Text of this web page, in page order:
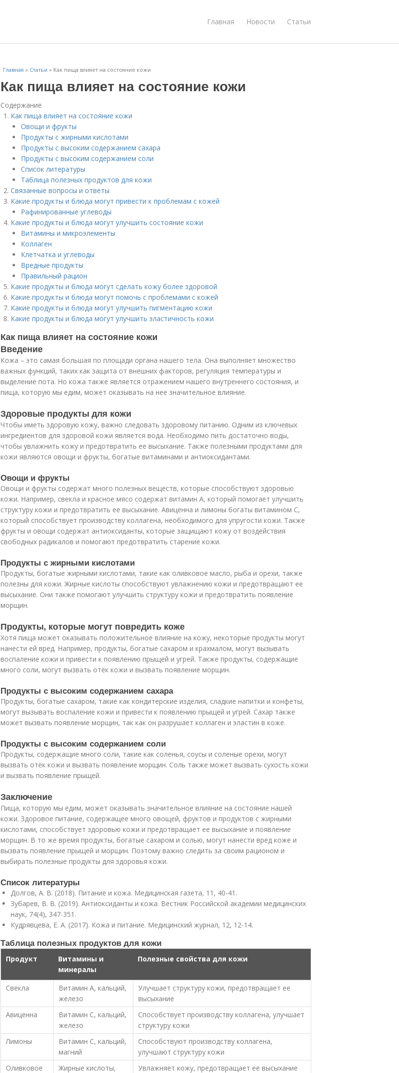
Главная Новости Статьи
Главная » Статьи » Как пища влияет на состояние кожи
Как пища влияет на состояние кожи
Содержание
Как пища влияет на состояние кожи
Овощи и фрукты
Продукты с жирными кислотами
Продукты с высоким содержанием сахара
Продукты с высоким содержанием соли
Список литературы
Таблица полезных продуктов для кожи
Связанные вопросы и ответы
Какие продукты и блюда могут привести к проблемам с кожей
Рафинированные углеводы
Какие продукты и блюда могут улучшить состояние кожи
Витамины и микроэлементы
Коллаген
Клетчатка и углеводы
Вредные продукты
Правильный рацион
Какие продукты и блюда могут сделать кожу более здоровой
Какие продукты и блюда могут помочь с проблемами с кожей
Какие продукты и блюда могут улучшить пигментацию кожи
Какие продукты и блюда могут улучшить эластичность кожи
Как пища влияет на состояние кожи
Введение
Кожа – это самая большая по площади органа нашего тела. Она выполняет множество
важных функций, таких как защита от внешних факторов, регуляция температуры и
выделение пота. Но кожа также является отражением нашего внутреннего состояния, и
пища, которую мы едим, может оказывать на нее значительное влияние.
Здоровые продукты для кожи
Чтобы иметь здоровую кожу, важно следовать здоровому питанию. Одним из ключевых
ингредиентов для здоровой кожи является вода. Необходимо пить достаточно воды,
чтобы увлажнить кожу и предотвратить ее высыхание. Также полезными продуктами для
кожи являются овощи и фрукты, богатые витаминами и антиоксидантами.
Овощи и фрукты
Овощи и фрукты содержат много полезных веществ, которые способствуют здоровью
кожи. Например, свекла и красное мясо содержат витамин А, который помогает улучшить
структуру кожи и предотвратить ее высыхание. Авиценна и лимоны богаты витамином С,
который способствует производству коллагена, необходимого для упругости кожи. Также
фрукты и овощи содержат антиоксиданты, которые защищают кожу от воздействия
свободных радикалов и помогают предотвратить старение кожи.
Продукты с жирными кислотами
Продукты, богатые жирными кислотами, такие как оливковое масло, рыба и орехи, также
полезны для кожи. Жирные кислоты способствуют увлажнению кожи и предотвращают ее
высыхание. Они также помогают улучшить структуру кожи и предотвратить появление
морщин.
Продукты, которые могут повредить коже
Хотя пища может оказывать положительное влияние на кожу, некоторые продукты могут
нанести ей вред. Например, продукты, богатые сахаром и крахмалом, могут вызывать
воспаление кожи и привести к появлению прыщей и угрей. Также продукты, содержащие
много соли, могут вызвать отёк кожи и вызвать появление морщин.
Продукты с высоким содержанием сахара
Продукты, богатые сахаром, такие как кондитерские изделия, сладкие напитки и конфеты,
могут вызывать воспаление кожи и привести к появлению прыщей и угрей. Сахар также
может вызвать появление морщин, так как он разрушает коллаген и эластин в коже.
Продукты с высоким содержанием соли
Продукты, содержащие много соли, такие как соленья, соусы и соленые орехи, могут
вызвать отёк кожи и вызвать появление морщин. Соль также может вызвать сухость кожи
и вызвать появление прыщей.
Заключение
Пища, которую мы едим, может оказывать значительное влияние на состояние нашей
кожи. Здоровое питание, содержащее много овощей, фруктов и продуктов с жирными
кислотами, способствует здоровью кожи и предотвращает ее высыхание и появление
морщин. В то же время продукты, богатые сахаром и солью, могут нанести вред коже и
вызвать появление прыщей и морщин. Поэтому важно следить за своим рационом и
выбирать полезные продукты для здоровья кожи.
Список литературы
Долгов, А. В. (2018). Питание и кожа. Медицинская газета, 11, 40-41.
Зубарев, В. В. (2019). Антиоксиданты и кожа. Вестник Российской академии медицинских
наук, 74(4), 347-351.
Кудрявцева, Е. А. (2017). Кожа и питание. Медицинский журнал, 12, 12-14.
Таблица полезных продуктов для кожи
Продукт
Витамины и
минералы
Полезные свойства для кожи
Свекла
Витамин А, кальций,
железо
Улучшает структуру кожи, предотвращает ее
высыхание
Авиценна
Витамин С, кальций,
железо
Способствует производству коллагена, улучшает
структуру кожи
Лимоны
Витамин С, кальций,
магний
Способствуют производству коллагена,
улучшают структуру кожи
Оливковое
Жирные кислоты,
Увлажняет кожу, предотвращает ее высыхание